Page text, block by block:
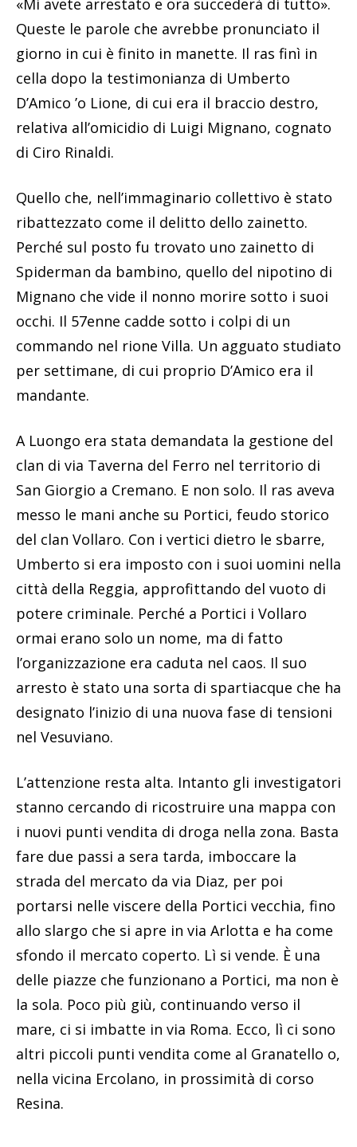
«Mi avete arrestato e ora succederà di tutto».
Queste le parole che avrebbe pronunciato il
giorno in cui è finito in manette. Il ras finì in
cella dopo la testimonianza di Umberto
D’Amico ’o Lione, di cui era il braccio destro,
relativa all’omicidio di Luigi Mignano, cognato
di Ciro Rinaldi.
Quello che, nell’immaginario collettivo è stato
ribattezzato come il delitto dello zainetto.
Perché sul posto fu trovato uno zainetto di
Spiderman da bambino, quello del nipotino di
Mignano che vide il nonno morire sotto i suoi
occhi. Il 57enne cadde sotto i colpi di un
commando nel rione Villa. Un agguato studiato
per settimane, di cui proprio D’Amico era il
mandante.
A Luongo era stata demandata la gestione del
clan di via Taverna del Ferro nel territorio di
San Giorgio a Cremano. E non solo. Il ras aveva
messo le mani anche su Portici, feudo storico
del clan Vollaro. Con i vertici dietro le sbarre,
Umberto si era imposto con i suoi uomini nella
città della Reggia, approfittando del vuoto di
potere criminale. Perché a Portici i Vollaro
ormai erano solo un nome, ma di fatto
l’organizzazione era caduta nel caos. Il suo
arresto è stato una sorta di spartiacque che ha
designato l’inizio di una nuova fase di tensioni
nel Vesuviano.
L’attenzione resta alta. Intanto gli investigatori
stanno cercando di ricostruire una mappa con
i nuovi punti vendita di droga nella zona. Basta
fare due passi a sera tarda, imboccare la
strada del mercato da via Diaz, per poi
portarsi nelle viscere della Portici vecchia, fino
allo slargo che si apre in via Arlotta e ha come
sfondo il mercato coperto. Lì si vende. È una
delle piazze che funzionano a Portici, ma non è
la sola. Poco più giù, continuando verso il
mare, ci si imbatte in via Roma. Ecco, lì ci sono
altri piccoli punti vendita come al Granatello o,
nella vicina Ercolano, in prossimità di corso
Resina.